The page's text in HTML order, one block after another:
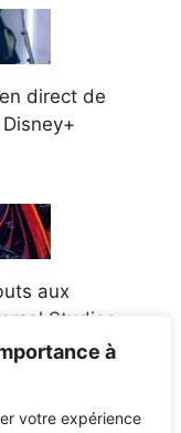
à
votre expérience
direct de
aux
Studios